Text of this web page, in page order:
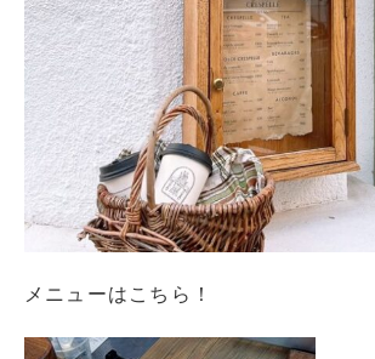
メニューはこちら！